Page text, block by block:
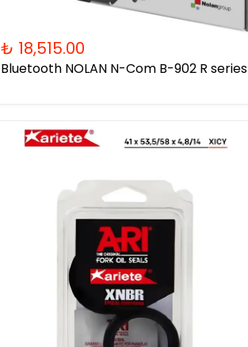
₺ 18,515.00
Bluetooth NOLAN N-Com B-902 R series